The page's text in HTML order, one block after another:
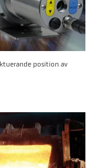
position av